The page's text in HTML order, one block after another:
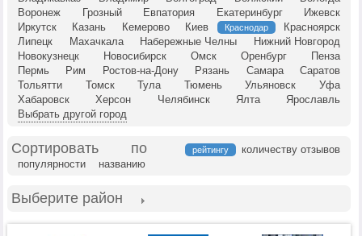
Воронеж
Грозный Евпатория Екатеринбург
Ижевск
Иркутск
Казань Кемерово Киев Краснодар
Красноярск
Липецк
Махачкала Набережные Челны
Нижний Новгород
Новокузнецк
Новосибирск Омск Оренбург
Пенза
Пермь
Рим Ростов-на-Дону Рязань Самара
Саратов
Тольятти
Томск Тула Тюмень Ульяновск
Уфа
Хабаровск
Херсон Челябинск Ялта
Ярославль
Выбрать другой город
Сортировать по рейтингу
количеству отзывов
популярности
названию
Выберите район